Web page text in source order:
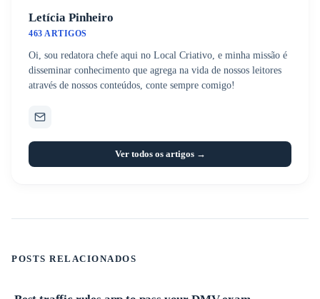
Letícia Pinheiro
463 ARTIGOS
Oi, sou redatora chefe aqui no Local Criativo, e minha missão é
disseminar conhecimento que agrega na vida de nossos leitores
através de nossos conteúdos, conte sempre comigo!
Ver todos os artigos →
POSTS RELACIONADOS